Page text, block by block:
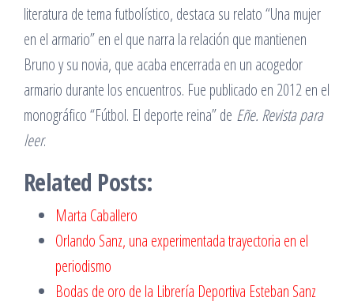
literatura de tema futbolístico, destaca su relato “Una mujer
en el armario” en el que narra la relación que mantienen
Bruno y su novia, que acaba encerrada en un acogedor
armario durante los encuentros. Fue publicado en 2012 en el
monográfico “Fútbol. El deporte reina” de Eñe. Revista para
leer.
Related Posts:
Marta Caballero
Orlando Sanz, una experimentada trayectoria en el
periodismo
Bodas de oro de la Librería Deportiva Esteban Sanz